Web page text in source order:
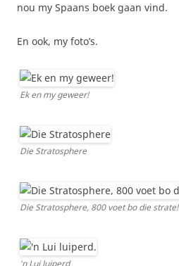
nou my Spaans boek gaan vind.
En ook, my foto’s.
Ek en my geweer!
Die Stratosphere
Die Stratosphere, 800 voet bo die strate!
'n Lui luiperd